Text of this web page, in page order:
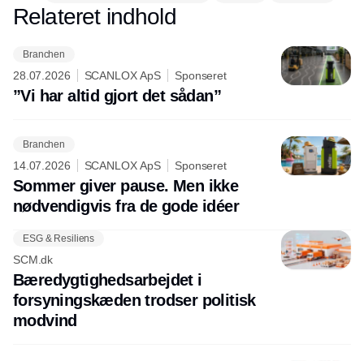
Annonce
Relateret indhold
Branchen
28.07.2026 SCANLOX ApS Sponseret
”Vi har altid gjort det sådan”
Branchen
14.07.2026 SCANLOX ApS Sponseret
Sommer giver pause. Men ikke
nødvendigvis fra de gode idéer
ESG & Resiliens
SCM.dk
Bæredygtighedsarbejdet i
forsyningskæden trodser politisk
modvind